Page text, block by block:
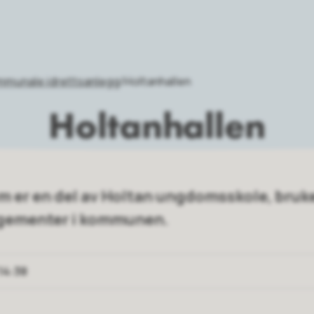
idrettsanlegg Holtanhallen
Holtanhallen
er en del av Holtan ungdomsskole,
i kommunen.